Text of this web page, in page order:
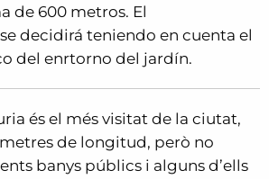
de 600 metros. El
decidirá teniendo en cuenta el
del enrtorno del jardín.
és el més visitat de la ciutat,
de longitud, però no
banys públics i alguns d’ells